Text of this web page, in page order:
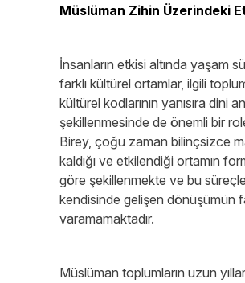
Müslüman Zihin Üzerindeki
İnsanların etkisi altında yaşam
farklı kültürel ortamlar, ilgili
kültürel kodlarının yanısıra dini
şekillenmesinde de önemli bir
Birey, çoğu zaman bilinçsizce
kaldığı ve etkilendiği ortamın
göre şekillenmekte ve bu
kendisinde gelişen dönüşümün
varamamaktadır.
Müslüman toplumların uzun